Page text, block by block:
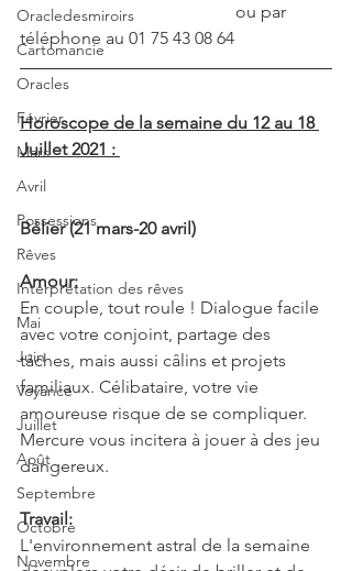
Oracledesmiroirs
Cartomancie
Oracles
Février
Mars
Avril
Possessions
Rêves
Interprétation des rêves
Mai
Juin
Voyance
Juillet
Août
Septembre
Octobre
Novembre
                                                 ou par
téléphone au 01 75 43 08 64
Horoscope de la semaine du 12 au 18
Juillet 2021 :
Bélier (21 mars-20 avril)
Amour:
En couple, tout roule ! Dialogue facile
avec votre conjoint, partage des
tâches, mais aussi câlins et projets
familiaux. Célibataire, votre vie
amoureuse risque de se compliquer.
Mercure vous incitera à jouer à des jeu
dangereux.
Travail:
L'environnement astral de la semaine